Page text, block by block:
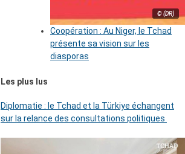
© (DR)
Coopération : Au Niger, le Tchad
présente sa vision sur les
diasporas
Les plus lus
Diplomatie : le Tchad et la Türkiye échangent
sur la relance des consultations politiques